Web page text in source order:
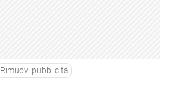
Rimuovi pubblicità